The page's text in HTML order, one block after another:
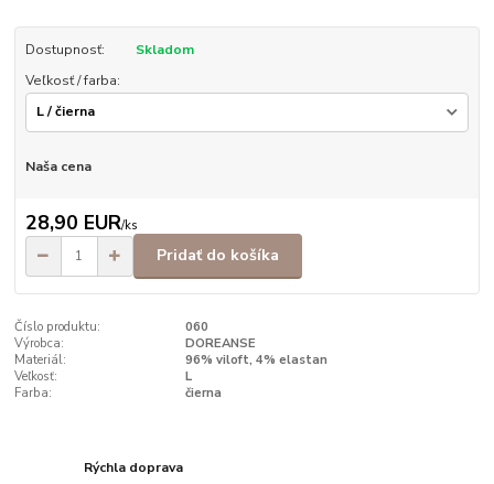
Dostupnosť:
Skladom
Veľkosť / farba:
Naša cena
28,90 EUR/ks
Pridať do košíka
Číslo produktu:
060
Výrobca:
DOREANSE
Materiál:
96% viloft, 4% elastan
Veľkosť:
L
Farba:
čierna
Rýchla doprava